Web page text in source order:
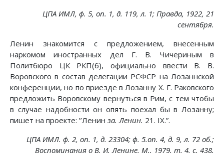
ЦПА ИМЛ, ф. 5, on. 1, д. 119, л. 1; Правда, 1922, 21
сентября.
Ленин знакомится с предложением, внесенным
наркомом иностранных дел Г. В. Чичериным в
Политбюро ЦК РКП(б), официально ввести В. В.
Воровского в состав делегации РСФСР на Лозаннской
конференции, но по приезде в Лозанну X. Г. Раковского
предложить Воровскому вернуться в Рим, с тем чтобы
в случае надобности он опять поехал бы в Лозанну;
пишет на проекте: ’’Ленин за. Ленин. 21. IX.”.
ЦПА ИМЛ. ф. 2, on. 1, д. 23304; ф. 5.on. 4, д. 9, л. 72 об.;
Воспоминания о В. И. Ленине. М.. 1979. т. 4. с. 438.